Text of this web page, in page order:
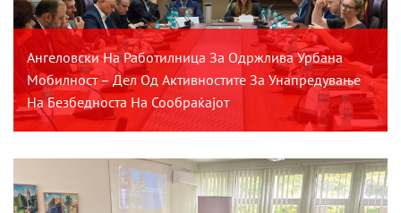
Ангеловски На Работилница За Одржлива Урбана
Мобилност – Дел Од Активностите За Унапредување
На Безбедноста На Сообраќајот